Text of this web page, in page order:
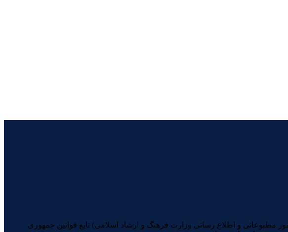
منتشرشده در سایت خبری و تحلیلی موسیقی ایرانیان (با شماره مجوز 74398 از معاونت امور مطبوعاتی و اطلاع رسانی وزارت فرهنگ و ارشاد اسلامی) تابع قوانین جمهوری